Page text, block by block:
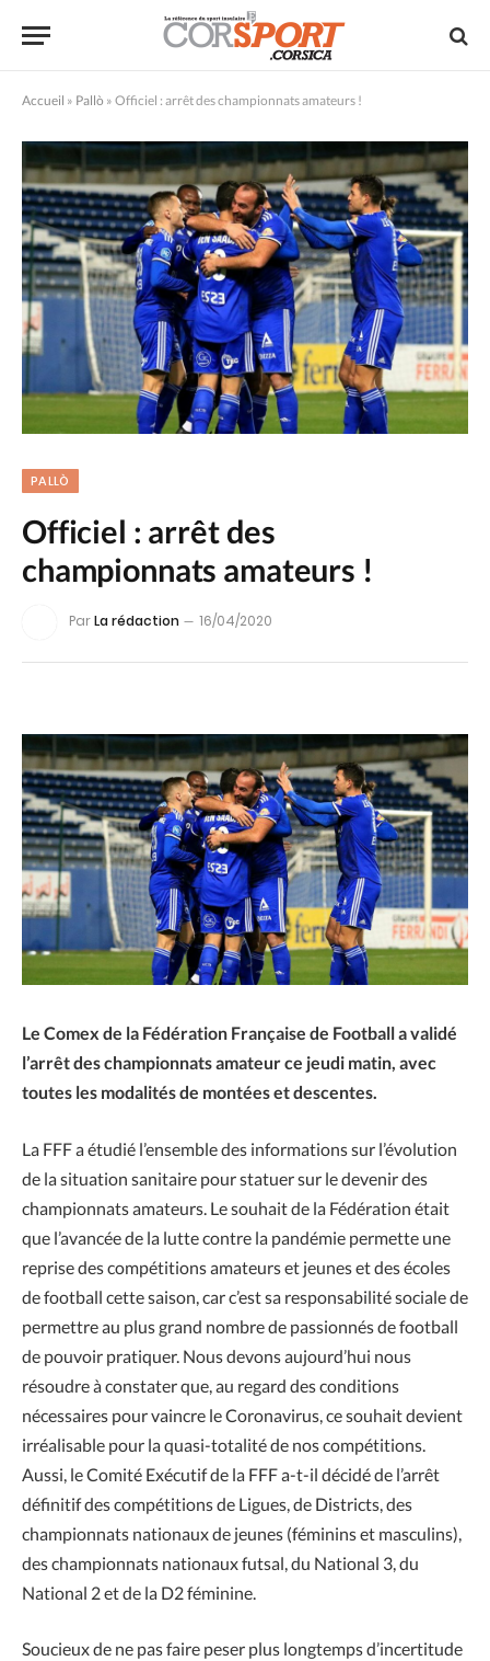
Accueil » Pallò » Officiel : arrêt des championnats amateurs !
PALLÒ
Officiel : arrêt des
championnats amateurs !
ParLa rédaction 16/04/2020
Le Comex de la Fédération Française de Football a validé
l’arrêt des championnats amateur ce jeudi matin, avec
toutes les modalités de montées et descentes.
La FFF a étudié l’ensemble des informations sur l’évolution
de la situation sanitaire pour statuer sur le devenir des
championnats amateurs. Le souhait de la Fédération était
que l’avancée de la lutte contre la pandémie permette une
reprise des compétitions amateurs et jeunes et des écoles
de football cette saison, car c’est sa responsabilité sociale de
permettre au plus grand nombre de passionnés de football
de pouvoir pratiquer. Nous devons aujourd’hui nous
résoudre à constater que, au regard des conditions
nécessaires pour vaincre le Coronavirus, ce souhait devient
irréalisable pour la quasi-totalité de nos compétitions.
Aussi, le Comité Exécutif de la FFF a-t-il décidé de l’arrêt
définitif des compétitions de Ligues, de Districts, des
championnats nationaux de jeunes (féminins et masculins),
des championnats nationaux futsal, du National 3, du
National 2 et de la D2 féminine.
Soucieux de ne pas faire peser plus longtemps d’incertitude